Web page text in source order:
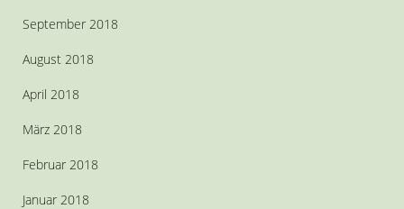
September 2018
August 2018
April 2018
März 2018
Februar 2018
Januar 2018